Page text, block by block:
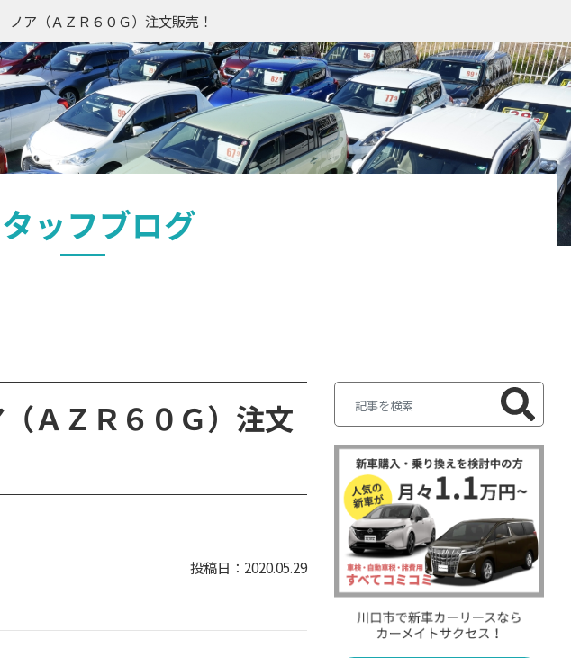
（ＡＺＲ６０Ｇ）注文販売！
ッフブログ
ＺＲ６０Ｇ）注文
2020.05.29